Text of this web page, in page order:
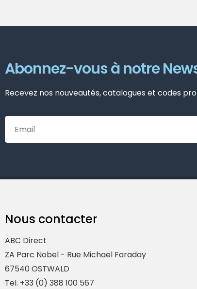
Abonnez-vous à notre
Recevez nos nouveautés, catalogues et codes
Nous contacter
ABC Direct
ZA Parc Nobel - Rue Michael Faraday
67540 OSTWALD
Tel. +33 (0) 388 100 567